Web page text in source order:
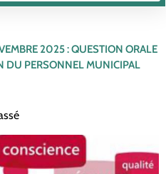
2025 : QUESTION ORALE
DU PERSONNEL MUNICIPAL